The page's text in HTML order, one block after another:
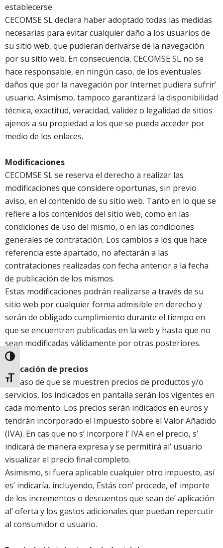
Toggle High Contrast
Toggle Font size
establecerse.
CECOMSE SL declara haber adoptado todas las medidas
necesarias para evitar cualquier daño a los usuarios de
su sitio web, que pudieran derivarse de la navegación
por su sitio web. En consecuencia, CECOMSE SL no se
hace responsable, en ningún caso, de los eventuales
daños que por la navegación por Internet pudiera sufrir’
usuario. Asimismo, tampoco garantizará la disponibilidad
técnica, exactitud, veracidad, validez o legalidad de sitios
ajenos a su propiedad a los que se pueda acceder por
medio de los enlaces.
Modificaciones
CECOMSE SL se reserva el derecho a realizar las
modificaciones que considere oportunas, sin previo
aviso, en el contenido de su sitio web. Tanto en lo que se
refiere a los contenidos del sitio web, como en las
condiciones de uso del mismo, o en las condiciones
generales de contratación. Los cambios a los que hace
referencia este apartado, no afectarán a las
contrataciones realizadas con fecha anterior a la fecha
de publicación de los mismos.
Estas modificaciones podrán realizarse a través de su
sitio web por cualquier forma admisible en derecho y
serán de obligado cumplimiento durante el tiempo en
que se encuentren publicadas en la web y hasta que no
sean modificadas válidamente por otras posteriores.
Indicación de precios
En caso de que se muestren precios de productos y/o
servicios, los indicados en pantalla serán los vigentes en
cada momento. Los precios serán indicados en euros y
tendrán incorporado el Impuesto sobre el Valor Añadido
(IVA). En cas que no s’ incorpore l’ IVA en el precio, s’
indicará de manera expresa y se permitirá al’ usuario
visualizar el precio final completo.
Asimismo, si fuera aplicable cualquier otro impuesto, así
es’ indicaría, incluyendo, Estás con’ procede, el’ importe
de los incrementos o descuentos que sean de’ aplicación
al’ oferta y los gastos adicionales que puedan repercutir
al consumidor o usuario.